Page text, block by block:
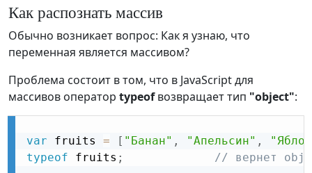
Как распознать массив
Обычно возникает вопрос: Как я узнаю, что
переменная является массивом?
Проблема состоит в том, что в JavaScript для
массивов оператор typeofвозвращает тип "object":
var fruits = [ "Банан" , "Апельсин" ,
typeof fruits ; // вернет